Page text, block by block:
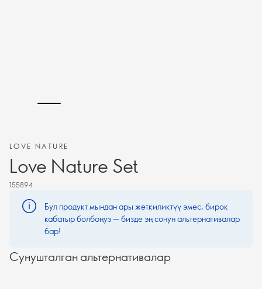
LOVE NATURE
Love Nature Set
155894
Бул продукт мындан ары жеткиликтүү эмес, бирок
кабатыр болбоңуз — бизде эң сонун альтернативалар
бар!
Сунушталган альтернативалар